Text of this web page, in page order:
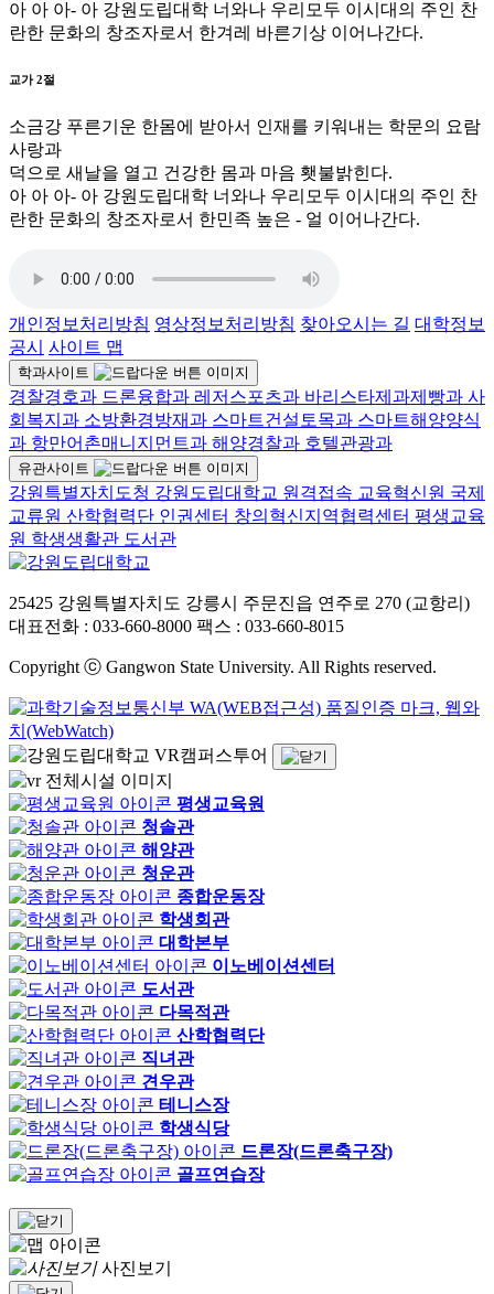
아 아 아- 아 강원도립대학 너와나 우리모두 이시대의 주인 찬
란한 문화의 창조자로서 한겨레 바른기상 이어나간다.
교가 2절
소금강 푸른기운 한몸에 받아서 인재를 키워내는 학문의 요람
사랑과
덕으로 새날을 열고 건강한 몸과 마음 횃불밝힌다.
아 아 아- 아 강원도립대학 너와나 우리모두 이시대의 주인 찬
란한 문화의 창조자로서 한민족 높은 - 얼 이어나간다.
개인정보처리방침 영상정보처리방침 찾아오시는 길 대학정보
공시 사이트 맵
학과사이트
경찰경호과 드론융합과 레저스포츠과 바리스타제과제빵과 사
회복지과 소방환경방재과 스마트건설토목과 스마트해양양식
과 항만어촌매니지먼트과 해양경찰과 호텔관광과
유관사이트
강원특별자치도청 강원도립대학교 원격접속 교육혁신원 국제
교류원 산학협력단 인권센터 창의혁신지역협력센터 평생교육
원 학생생활관 도서관
25425 강원특별자치도 강릉시 주문진읍 연주로 270 (교항리)
대표전화 : 033-660-8000 팩스 : 033-660-8015
Copyright ⓒ Gangwon State University. All Rights reserved.
VR캠퍼스투어
평생교육원
청솔관
해양관
청운관
종합운동장
학생회관
대학본부
이노베이션센터
도서관
다목적관
산학협력단
직녀관
견우관
테니스장
학생식당
드론장(드론축구장)
골프연습장
사진보기